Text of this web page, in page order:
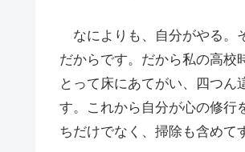
なによりも、自分がやる。
だからです。だから私の高校
とって床にあてがい、四つ
す。これから自分が心の修行
ちだけでなく、掃除も含めて